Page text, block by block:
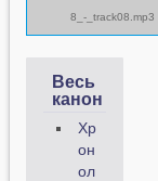
8_-_track08.mp3
Весь
канон
Хр
он
ол